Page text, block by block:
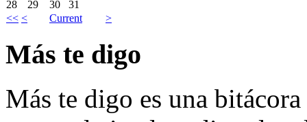
<< < Current >
28 29 30 31
Más te digo
Más te digo es una